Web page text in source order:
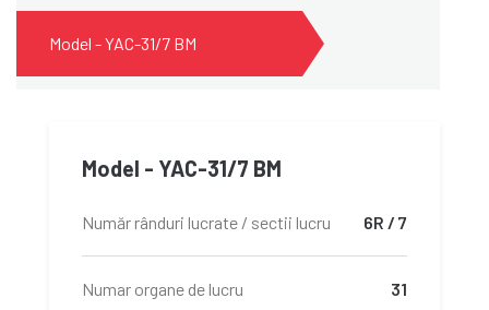
Model - YAC-31/7 BM
Model - YAC-31/7 BM
Număr rânduri lucrate / sectii lucru 6R / 7
Numar organe de lucru 31